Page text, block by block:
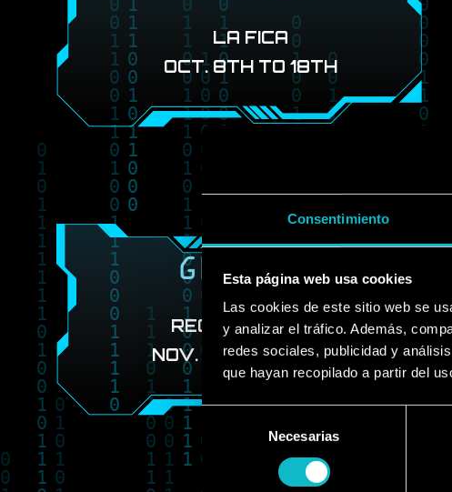
Consentimiento
Esta página web usa cookies
Las cookies de este sitio web se
y analizar el tráfico. Además,
redes sociales, publicidad y
que hayan recopilado a partir del
de
consentimiento
Necesarias
LA FICA
OCT. 8TH TO 18TH
GRANADA
RECINTO FERIAL
NOV. 26TH TO 29TH
Book Tickets